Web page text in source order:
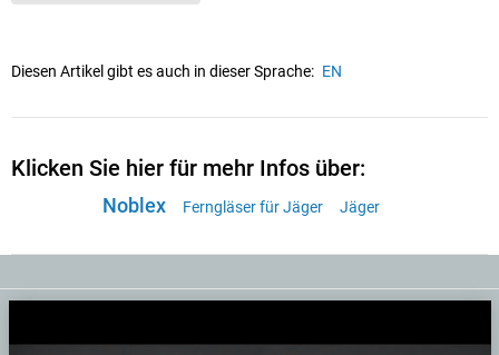
Diesen Artikel gibt es auch in dieser Sprache: EN
Klicken Sie hier für mehr Infos über:
Noblex Ferngläser für Jäger Jäger